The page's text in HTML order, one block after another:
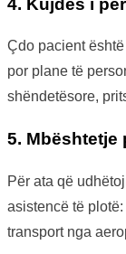
Çdo pacient
por plane të
shëndetësore,
5. Mbështetje
Për ata që
asistencë të
transport nga